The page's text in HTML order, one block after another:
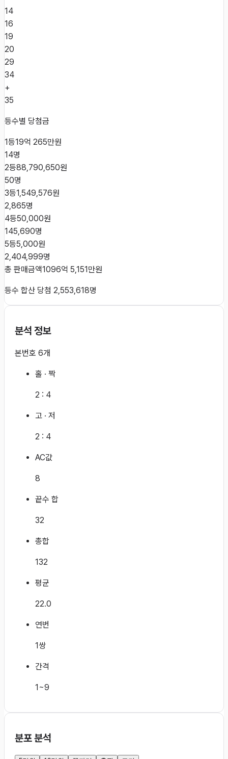
14
16
19
20
29
34
+
35
등수별 당첨금
1등19억 265만원
14명
2등88,790,650원
50명
3등1,549,576원
2,865명
4등50,000원
145,690명
5등5,000원
2,404,999명
총 판매금액1096억 5,151만원
등수 합산 당첨 2,553,618명
분석 정보
본번호 6개
홀 · 짝
2 : 4
고 · 저
2 : 4
AC값
8
끝수 합
32
총합
132
평균
22.0
연번
1쌍
간격
1~9
분포 분석